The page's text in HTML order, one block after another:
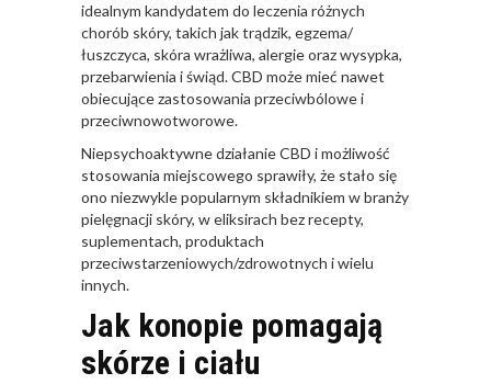
idealnym kandydatem do leczenia różnych
chorób skóry, takich jak trądzik, egzema/
łuszczyca, skóra wrażliwa, alergie oraz wysypka,
przebarwienia i świąd. CBD może mieć nawet
obiecujące zastosowania przeciwbólowe i
przeciwnowotworowe.
Niepsychoaktywne działanie CBD i możliwość
stosowania miejscowego sprawiły, że stało się
ono niezwykle popularnym składnikiem w branży
pielęgnacji skóry, w eliksirach bez recepty,
suplementach, produktach
przeciwstarzeniowych/zdrowotnych i wielu
innych.
Jak konopie pomagają
skórze i ciału